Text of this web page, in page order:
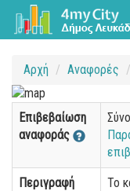
Αρχή Αναφορές
Επιβεβαίωση
αναφοράς
Περιγραφή
Το